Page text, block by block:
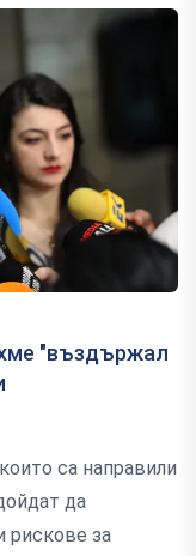
"въздържал
са направили
да
рискове за